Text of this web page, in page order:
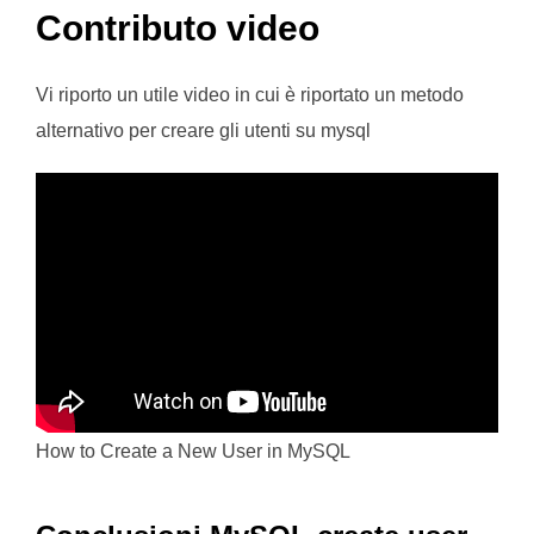
Contributo video
Vi riporto un utile video in cui è riportato un metodo
alternativo per creare gli utenti su mysql
How to Create a New User in MySQL